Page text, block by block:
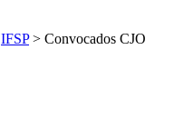
IFSP > Convocados CJO